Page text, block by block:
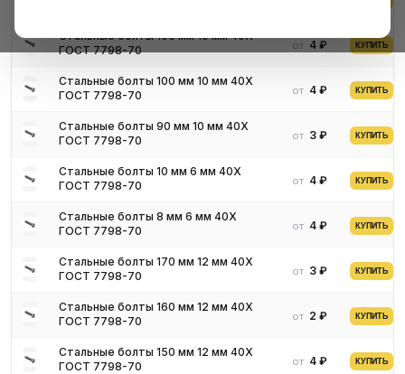
Основные характеристики
В настоящее время стальные болты производятся в огромном
класс прочности. Для крепления деталей легких
Стальные болты 105 мм 10 мм 40Х
ГОСТ 7798-70
от 4 ₽ КУПИТЬ
Стальные болты 100 мм 10 мм 40Х
ГОСТ 7798-70
от 4 ₽ КУПИТЬ
Стальные болты 90 мм 10 мм 40Х
ГОСТ 7798-70
от 3 ₽ КУПИТЬ
Стальные болты 10 мм 6 мм 40Х
ГОСТ 7798-70
от 4 ₽ КУПИТЬ
Стальные болты 8 мм 6 мм 40Х
ГОСТ 7798-70
от 4 ₽ КУПИТЬ
Стальные болты 170 мм 12 мм 40Х
ГОСТ 7798-70
от 3 ₽ КУПИТЬ
Стальные болты 160 мм 12 мм 40Х
ГОСТ 7798-70
от 2 ₽ КУПИТЬ
Стальные болты 150 мм 12 мм 40Х
ГОСТ 7798-70
от 4 ₽ КУПИТЬ